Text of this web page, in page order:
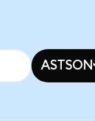
ASTSON